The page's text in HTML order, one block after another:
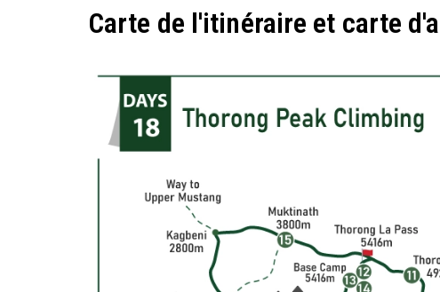
Carte de l'itinéraire et carte